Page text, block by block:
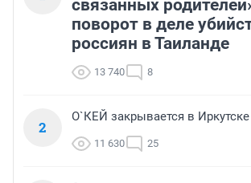
связанных
поворот в деле
россиян в Таиланде
13 740 8
2
О`КЕЙ закрывается в Иркутске
11 630 25